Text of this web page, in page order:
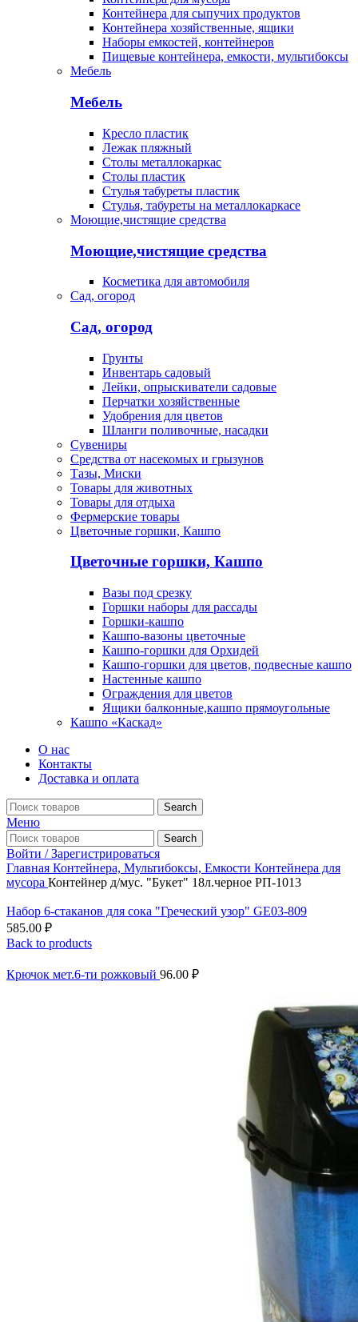
Контейнера для сыпучих продуктов
Контейнера хозяйственные, ящики
Наборы емкостей, контейнеров
Пищевые контейнера, емкости, мультибоксы
Мебель
Мебель
Кресло пластик
Лежак пляжный
Столы металлокаркас
Столы пластик
Стулья табуреты пластик
Стулья, табуреты на металлокаркасе
Моющие,чистящие средства
Моющие,чистящие средства
Косметика для автомобиля
Сад, огород
Сад, огород
Грунты
Инвентарь садовый
Лейки, опрыскиватели садовые
Перчатки хозяйственные
Удобрения для цветов
Шланги поливочные, насадки
Сувениры
Средства от насекомых и грызунов
Тазы, Миски
Товары для животных
Товары для отдыха
Фермерские товары
Цветочные горшки, Кашпо
Цветочные горшки, Кашпо
Вазы под срезку
Горшки наборы для рассады
Горшки-кашпо
Кашпо-вазоны цветочные
Кашпо-горшки для Орхидей
Кашпо-горшки для цветов, подвесные кашпо
Настенные кашпо
Ограждения для цветов
Ящики балконные,кашпо прямоугольные
Кашпо «Каскад»
О нас
Контакты
Доставка и оплата
Search
Меню
Search
Войти / Зарегистрироваться
Главная Контейнера, Мультибоксы, Емкости Контейнера для
мусора Контейнер д/мус. "Букет" 18л.черное РП-1013
Набор 6-стаканов для сока "Греческий узор" GE03-809
585.00 ₽
Back to products
Крючок мет.6-ти рожковый 96.00 ₽